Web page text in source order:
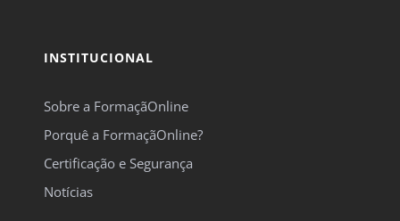
INSTITUCIONAL
Sobre a FormaçãOnline
Porquê a FormaçãOnline?
Certificação e Segurança
Notícias